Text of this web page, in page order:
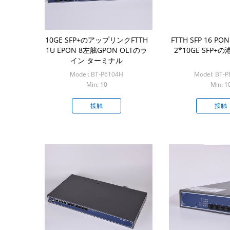
10GE SFP+のアップリンクFTTH
1U EPON 8左舷GPON OLTのラ
イン ターミナル
Model: BT-P6104H
Min: 10
接触
FTTH SFP 16
2*10GE SFP+の
Model: BT-
Min:
接触